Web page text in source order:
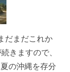
だまだこれか
きますので、
の沖縄を存分